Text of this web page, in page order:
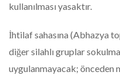
kullanılması yasaktır.
İhtilaf sahasına (Abhazya
diğer silahlı gruplar
uygulanmayacak; önceden